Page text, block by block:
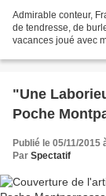
Admirable conteur,
de tendresse, de
vacances joué avec
"Une
Poche
Publié le 05/11/2015
Par Spectatif